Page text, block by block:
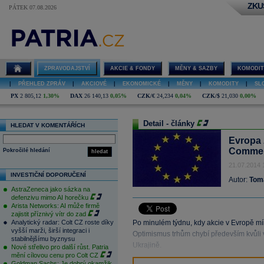
PÁTEK 07.08.2026
ZPRAVODAJSTVÍ AKCIE & FONDY MĚNY & SAZBY
PŘEHLED ZPRÁV AKCIOVÉ EKONOMICKÉ MĚNY KOMODITY
PX 2 805,12 1,30% DAX 26 140,13 0,05% CZK/€ 24,234 0,04% CZK/$ 21,030 0,00%
HLEDAT V KOMENTÁŘÍCH
hledat
Pokročilé hledání
INVESTIČNÍ DOPORUČENÍ
AstraZeneca jako sázka na
defenzivu mimo AI horečku
Arista Networks: AI může firmě
zajistit příznivý vítr do zad
Analytický radar: Colt CZ roste díky
vyšší marži, širší integraci i
stabilnějšímu byznysu
Nové střelivo pro další růst. Patria
mění cílovou cenu pro Colt CZ
Detail - články
21.07.2014
Autor:
Po minulém týdnu, kdy akcie v Evropě
Optimismus trhům chybí především
Ukrajině.